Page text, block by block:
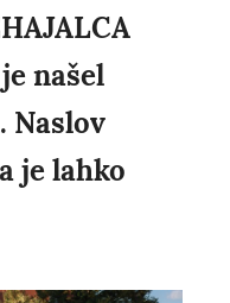
našel
Naslov
je lahko